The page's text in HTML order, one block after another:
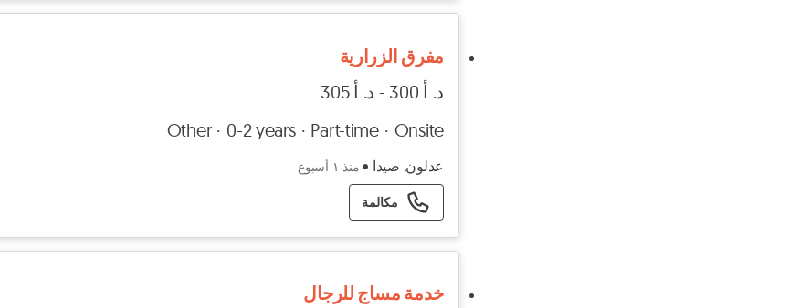
مفرق الزرارية
د. أ 300 - د. أ 305
Other
0-2 years Part-time Onsite
عدلون, صيدا • منذ ١ أسبوع
مكالمة
خدمة مساج للرجال